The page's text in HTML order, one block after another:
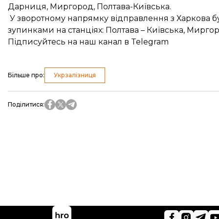
Дарниця, Миргород, Полтава-Київська.
У зворотному напрямку відправлення з Харкова
зупинками на станціях: Полтава – Київська,
Підписуйтесь на наш канал в Telegram
Більше про: Укрзалізниця
Поділитися: